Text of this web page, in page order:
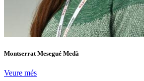
Montserrat Mesegué Medà
Veure més